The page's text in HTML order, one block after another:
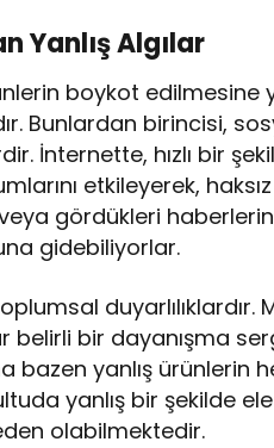
Yanlış Algılar
boykot edilmesine
Bunlardan birincisi,
İnternette, hızlı bir
etkileyerek,
gördükleri
gidebiliyorlar.
bir dayanışma
bazen yanlış ürünlerin
yanlış bir şekilde ele
olabilmektedir.